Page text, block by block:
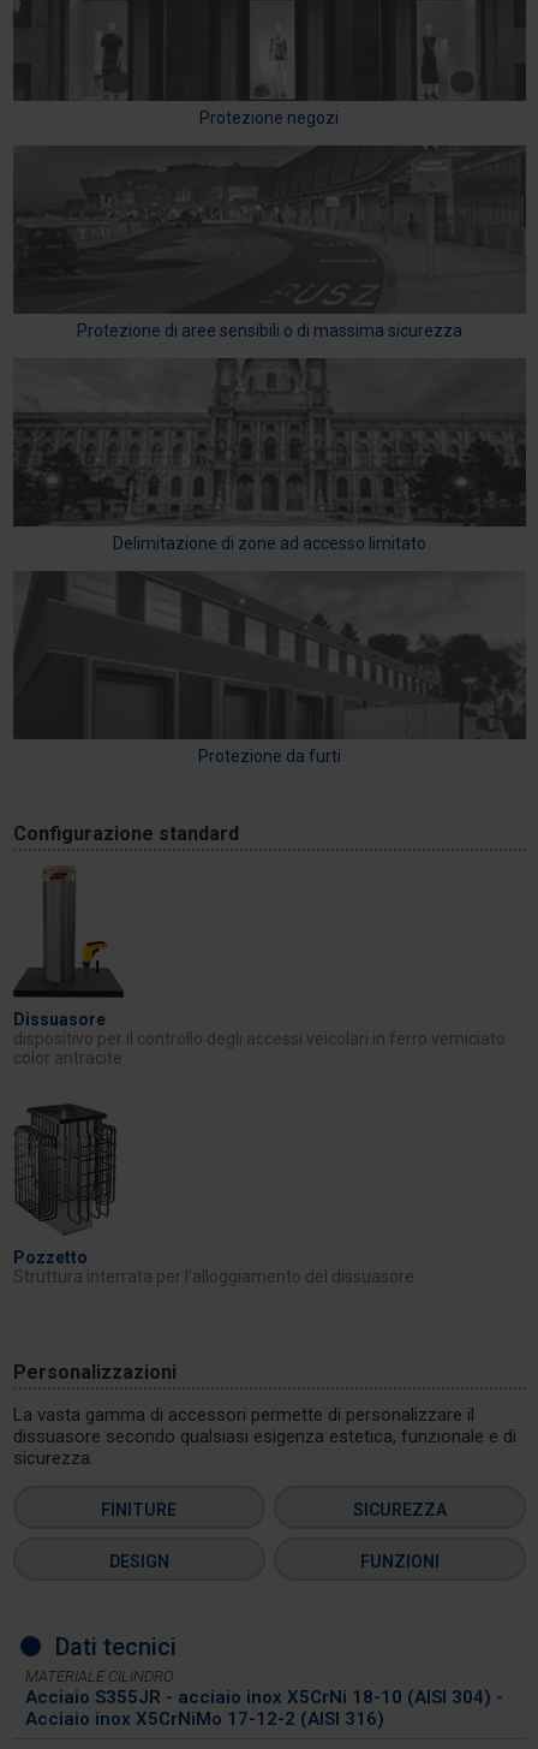
Protezione negozi
Protezione di aree sensibili o di massima sicurezza
Delimitazione di zone ad accesso limitato
Protezione da furti
Configurazione standard
Dissuasore
dispositivo per il controllo degli accessi veicolari in ferro verniciato
color antracite
Pozzetto
Struttura interrata per l’alloggiamento del dissuasore
Personalizzazioni
La vasta gamma di accessori permette di personalizzare il
dissuasore secondo qualsiasi esigenza estetica, funzionale e di
sicurezza.
FINITURE SICUREZZA
DESIGN FUNZIONI
Dati tecnici
MATERIALE CILINDRO
Acciaio S355JR - acciaio inox X5CrNi 18-10 (AISI 304) -
Acciaio inox X5CrNiMo 17-12-2 (AISI 316)